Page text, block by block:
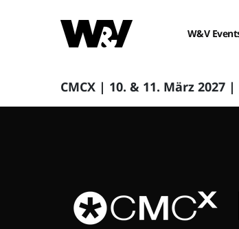
W&V
CMCX | 10. & 11. März 2027